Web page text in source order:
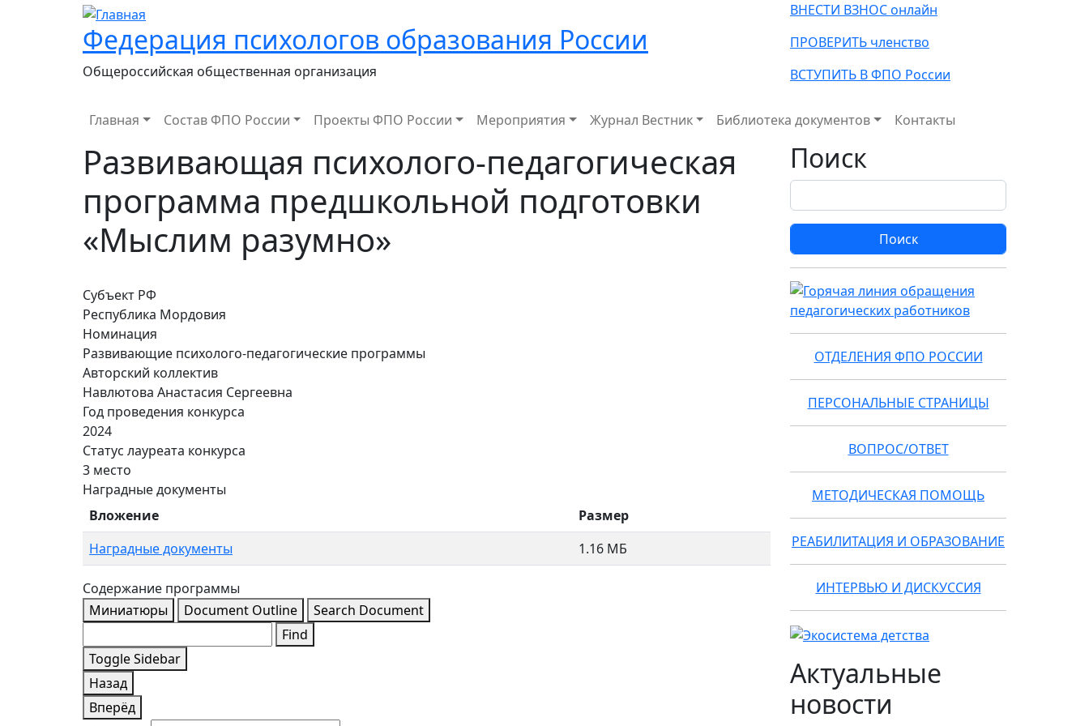
Федерация психологов образования России
Общероссийская общественная организация
ВНЕСТИ ВЗНОС онлайн
ПРОВЕРИТЬ членство
ВСТУПИТЬ В ФПО России
Main navigation
Главная Состав ФПО России Проекты ФПО России Мероприятия Журнал Вестник Библиотека документов Контакты
Развивающая психолого-педагогическая
программа предшкольной подготовки
«Мыслим разумно»
Субъект РФ
Республика Мордовия
Номинация
Развивающие психолого-педагогические программы
Авторский коллектив
Навлютова Анастасия Сергеевна
Год проведения конкурса
2024
Статус лауреата конкурса
3 место
Наградные документы
Вложение
Размер
Наградные документы
1.16 МБ
Содержание программы
Миниатюры
Document Outline
Search Document
Find
Toggle Sidebar
Назад
Вперёд
Поиск
Поиск
ОТДЕЛЕНИЯ ФПО РОССИИ
ПЕРСОНАЛЬНЫЕ СТРАНИЦЫ
ВОПРОС/ОТВЕТ
МЕТОДИЧЕСКАЯ ПОМОЩЬ
РЕАБИЛИТАЦИЯ И ОБРАЗОВАНИЕ
ИНТЕРВЬЮ И ДИСКУССИЯ
Актуальные
новости